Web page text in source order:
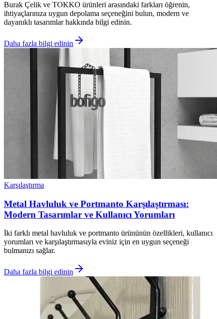
Burak Çelik ve TOKKO ürünleri arasındaki farkları öğrenin,
ihtiyaçlarınıza uygun depolama seçeneğini bulun, modern ve
dayanıklı tasarımlar hakkında bilgi edinin.
Daha fazla bilgi edinin
Karşılaştırma
Metal Havluluk ve Portmanto Karşılaştırması:
Modern Tasarımlar ve Kullanıcı Yorumları
İki farklı metal havluluk ve portmanto ürününün özellikleri, kullanıcı
yorumları ve karşılaştırmasıyla eviniz için en uygun seçeneği
bulmanızı sağlar.
Daha fazla bilgi edinin